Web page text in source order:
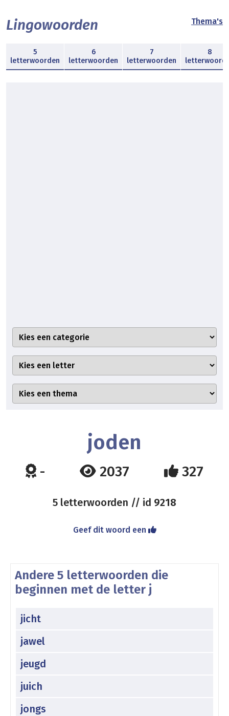
Lingowoorden Thema's
5
letterwoorden
6
letterwoorden
7
letterwoorden
8
joden
- 2037 327
5 letterwoorden // id 9218
Geef dit woord een
Andere 5 letterwoorden die
beginnen met de letter j
jicht
jawel
jeugd
juich
jongs